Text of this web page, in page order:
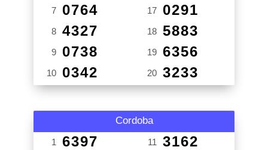
7 0764
8 4327
9 0738
10 0342
17 0291
18 5883
19 6356
20 3233
Cordoba
1 6397 11 3162